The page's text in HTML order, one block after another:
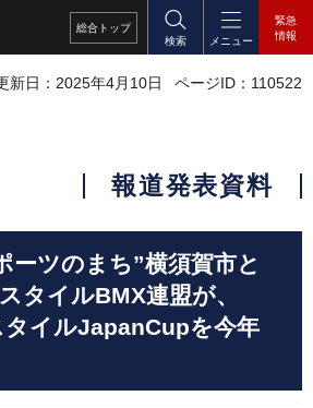
総合 トップ
検索
メニュー
緊急
情報
新日：2025年4月10日 ページID：110522
報道発表資料
ーツのまち”横須賀市と
タイルBMX連盟が、
イルJapanCupを今年